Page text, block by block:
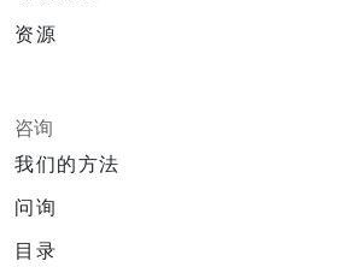
资源
咨询
我们的方法
问询
目录